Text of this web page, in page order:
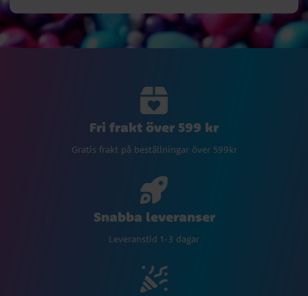
Fri frakt över 599 kr
Gratis frakt på beställningar över 599kr
Snabba leveranser
Leveranstid 1-3 dagar